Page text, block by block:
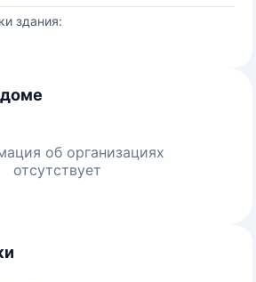
здания:
об организациях
отсутствует